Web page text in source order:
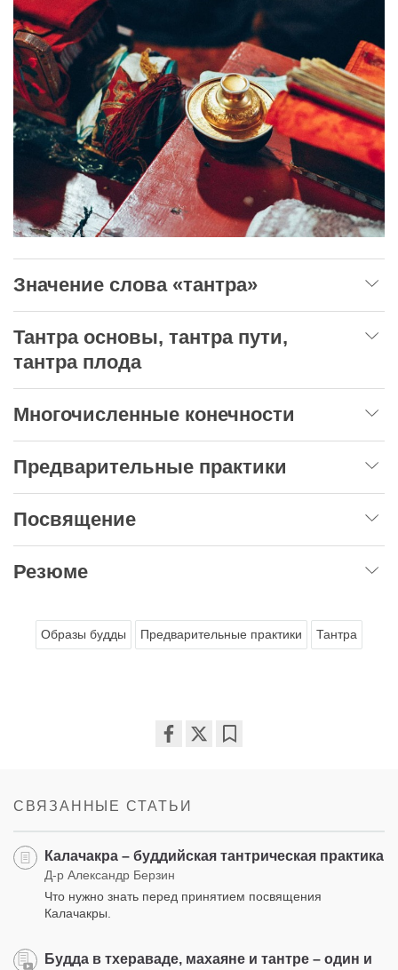
Значение слова «тантра»
Тантра основы, тантра пути,
тантра плода
Многочисленные конечности
Предварительные практики
Посвящение
Резюме
Образы будды Предварительные практики Тантра
СВЯЗАННЫЕ СТАТЬИ
Калачакра – буддийская тантрическая практика
Д-р Александр Берзин
Что нужно знать перед принятием посвящения
Калачакры.
Будда в тхераваде, махаяне и тантре – один и